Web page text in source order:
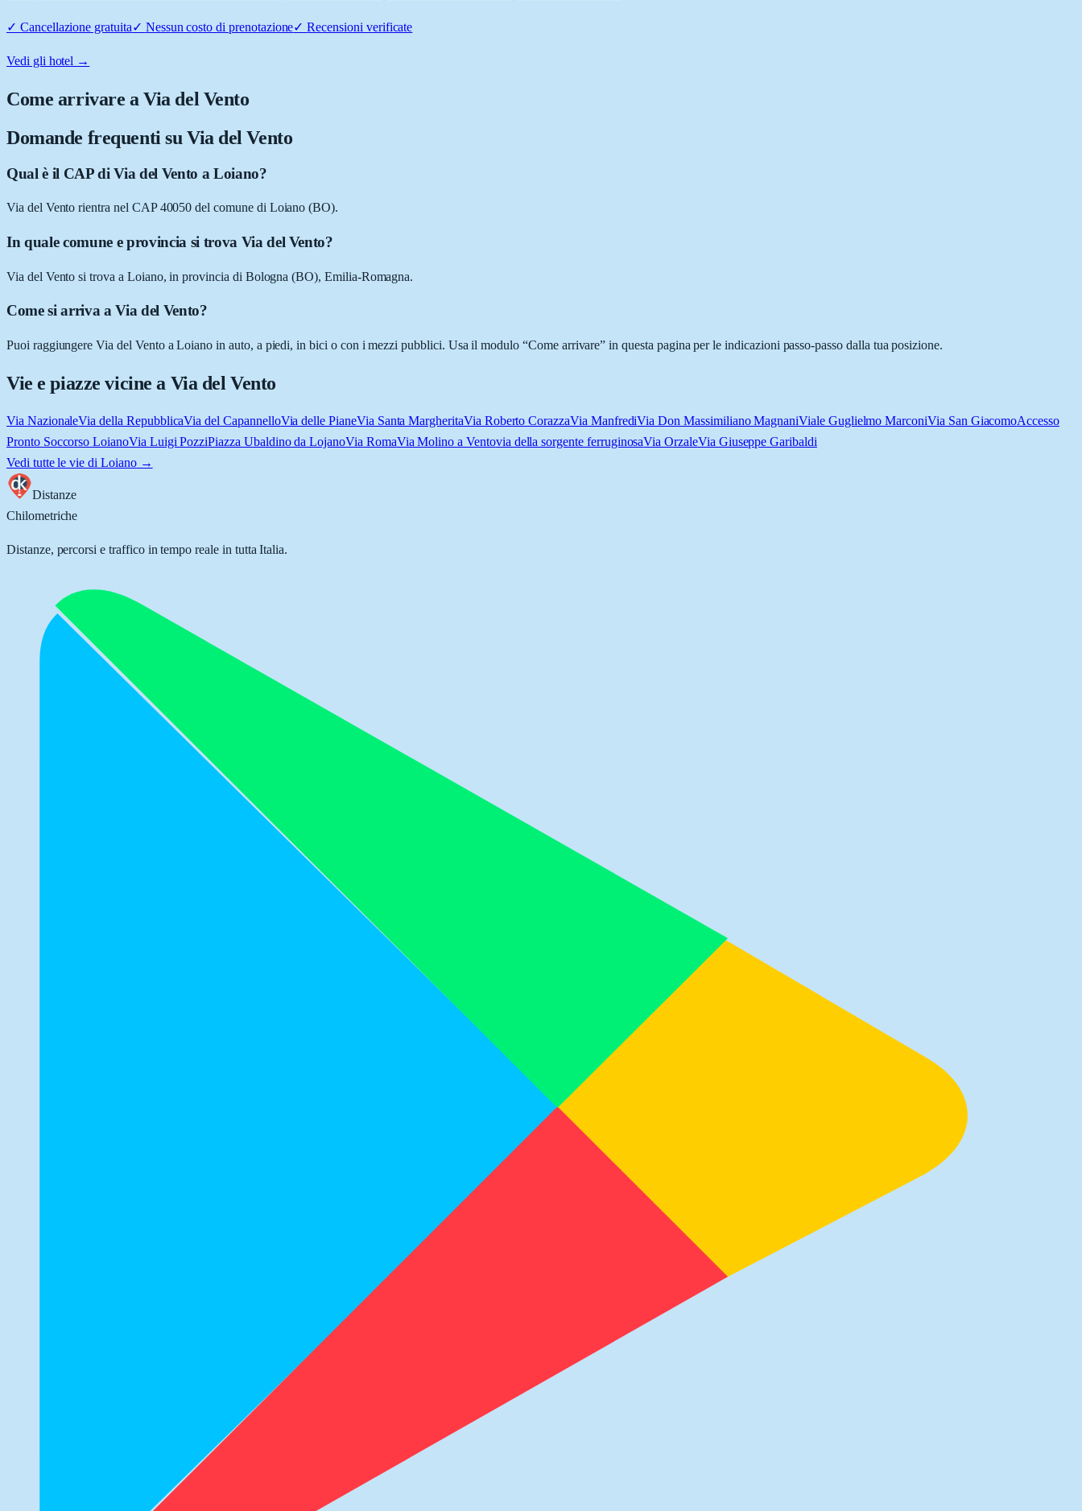
✓ Cancellazione gratuita✓ Nessun costo di prenotazione✓Recensioni verificate
Vedi gli hotel →
Come arrivare aVia del Vento
Domande frequenti su Via del Vento
Qual è il CAP di Via del Vento a Loiano?
Via del Vento rientra nel CAP 40050 del comune di Loiano (BO).
In quale comune e provincia si trova Via del Vento?
Via del Vento si trova a Loiano, in provincia di Bologna (BO), Emilia-Romagna.
Come si arriva a Via del Vento?
Puoi raggiungere Via del Vento a Loiano in auto, a piedi, in bici o con i mezzi pubblici. Usa il modulo “Come arrivare” in questa pagina per le indicazioni passo-passo dalla tua posizione.
Vie e piazze vicine a Via del Vento
Via NazionaleVia della RepubblicaVia del CapannelloVia delle PianeVia Santa MargheritaVia Roberto CorazzaVia ManfrediVia Don Massimiliano MagnaniViale Guglielmo MarconiVia San GiacomoAccesso
Pronto Soccorso LoianoVia Luigi PozziPiazza Ubaldino da LojanoVia RomaVia Molino a Ventovia della sorgente ferruginosaVia OrzaleVia Giuseppe Garibaldi
Vedi tutte le vie di Loiano→
Distanze
Chilometriche
Distanze, percorsi e traffico in tempo reale in tutta Italia.